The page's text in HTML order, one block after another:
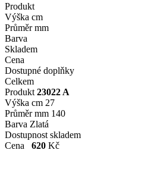
Produkt
Výška cm
Průměr mm
Barva
Skladem
Cena
Dostupné doplňky
Celkem
Produkt 23022 A
Výška cm 27
Průměr mm 140
Barva Zlatá
Dostupnost skladem
Cena
620 Kč